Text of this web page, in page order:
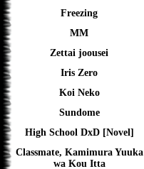
Freezing
ММ
Zettai joousei
Iris Zero
Koi Neko
Sundome
High School DxD [Novel]
Classmate, Kamimura Yuuka
wa Kou Itta